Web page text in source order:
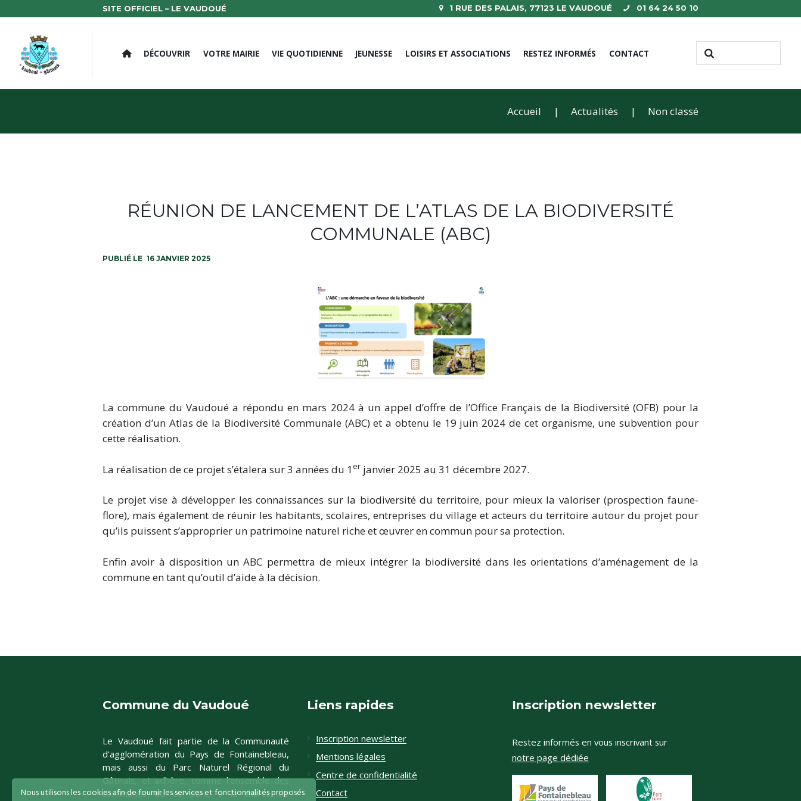
SITE OFFICIEL – LE VAUDOUÉ 1 RUE DES PALAIS, 77123 LE VAUDOUÉ 01 64 24 50 10
DÉCOUVRIR VOTRE MAIRIE VIE QUOTIDIENNE JEUNESSE LOISIRS ET ASSOCIATIONS RESTEZ INFORMÉS CONTACT
Accueil Actualités Non classé
RÉUNION DE LANCEMENT DE L’ATLAS DE LA BIODIVERSITÉ
COMMUNALE (ABC)
16 JANVIER 2025
La commune du Vaudoué a répondu en mars 2024 à un appel d’offre de l’Office Français de la Biodiversité (OFB) pour la
création d’un Atlas de la Biodiversité Communale (ABC) et a obtenu le 19 juin 2024 de cet organisme, une subvention pour
cette réalisation.
La réalisation de ce projet s’étalera sur 3 années du 1 er janvier 2025 au 31 décembre 2027.
Le projet vise à développer les connaissances sur la biodiversité du territoire, pour mieux la valoriser (prospection faune-
flore), mais également de réunir les habitants, scolaires, entreprises du village et acteurs du territoire autour du projet pour
qu’ils puissent s’approprier un patrimoine naturel riche et œuvrer en commun pour sa protection.
Enfin avoir à disposition un ABC permettra de mieux intégrer la biodiversité dans les orientations d’aménagement de la
commune en tant qu’outil d’aide à la décision.
Commune du Vaudoué
Le Vaudoué fait partie de la Communauté
d'agglomération du Pays de Fontainebleau,
mais aussi du Parc Naturel Régional du
Gâtinais, et adhère, comme l'ensemble des
communes de ce parc, à la charte de
Liens rapides
Inscription newsletter
Mentions légales
Centre de confidentialité
Contact
Inscription newsletter
Restez informés en vous inscrivant sur
notre page dédiée
Nous utilisons les cookies afin de fournir les services et fonctionnalités proposés